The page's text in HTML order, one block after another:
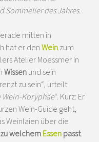
Sommelier des Jahres.
mitten in
hat er denWeinzum
Atelier Moessmer in
Wissenund sein
zu sein“, urteilt
Wein-Koryphäe“. Kurz: Er
Wein-Guide geht,
Weinlaien über die
welchemEssenpasst.